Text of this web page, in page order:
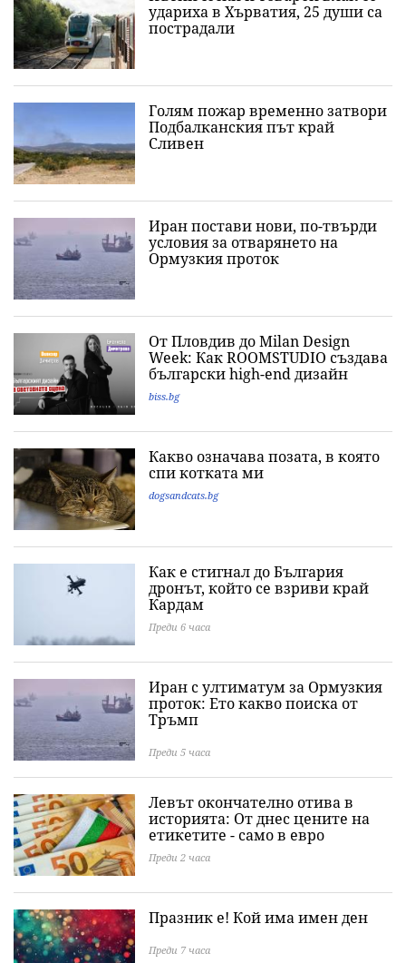
удариха в Хърватия, 25 души са
пострадали
Голям пожар временно затвори
Подбалканския път край
Сливен
Иран постави нови, по-твърди
условия за отварянето на
Ормузкия проток
От Пловдив до Milan Design
Week: Как ROOMSTUDIO създава
български high-end дизайн
biss.bg
Какво означава позата, в която
спи котката ми
dogsandcats.bg
Как е стигнал до България
дронът, който се взриви край
Кардам
Преди 6 часа
Иран с ултиматум за Ормузкия
проток: Ето какво поиска от
Тръмп
Преди 5 часа
Левът окончателно отива в
историята: Oт днес цените на
етикетите - само в евро
Преди 2 часа
Празник е! Кой има имен ден
Преди 7 часа